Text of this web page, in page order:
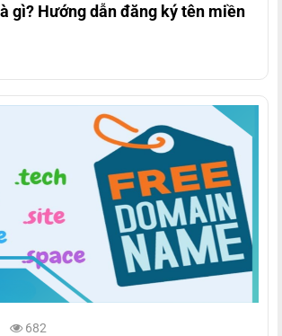
gì? Hướng dẫn đăng ký tên miền
682